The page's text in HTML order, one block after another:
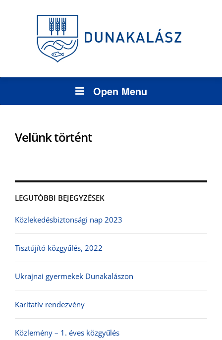
Open Menu
LEGUTÓBBI BEJEGYZÉSEK
Közlekedésbiztonsági nap 2023
Tisztújító közgyűlés, 2022
Ukrajnai gyermekek Dunakalászon
Karitatív rendezvény
Közlemény – 1. éves közgyűlés
Velünk történt